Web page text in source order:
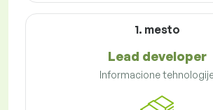
1. mesto
Lead developer
Informacione